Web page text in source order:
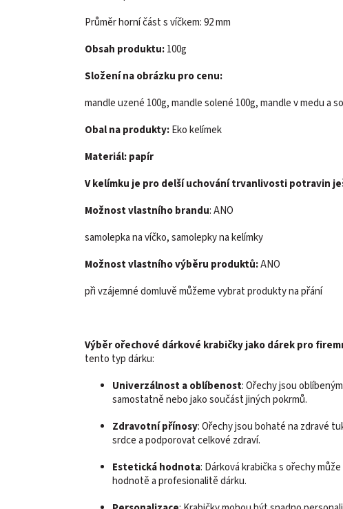
Průměr horní část s víčkem: 92 mm
Obsah produktu:100g
Složení na obrázku pro cenu:
mandle uzené 100g, mandle solené 100g, mandle v medu a
Obal na produkty:Eko kelímek
Materiál: papír
V kelímku je pro delší uchování trvanlivosti potravin
Možnost vlastního brandu: ANO
samolepka na víčko, samolepky na kelímky
Možnost vlastního výběru produktů:ANO
při vzájemné domluvě můžeme vybrat produkty na přání
Výběr ořechové dárkové krabičky jako dárek pro
tento typ dárku:
Univerzálnost a oblíbenost: Ořechy jsou
samostatně nebo jako součást jiných pokrmů.
Zdravotní přínosy: Ořechy jsou bohaté na zdravé
srdce a podporovat celkové zdraví.
Estetická hodnota: Dárková krabička s ořechy
hodnotě a profesionalitě dárku.